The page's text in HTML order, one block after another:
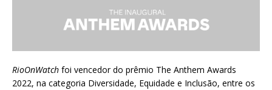
RioOnWatch foi vencedor do prêmio The Anthem Awards
2022, na categoria Diversidade, Equidade e Inclusão, entre os